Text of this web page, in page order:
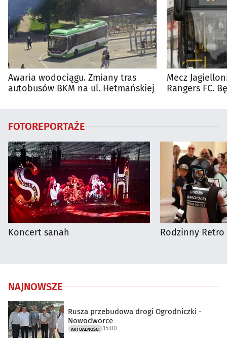
Awaria wodociągu. Zmiany tras
autobusów BKM na ul. Hetmańskiej
Mecz
Rangers FC.
FOTOREPORTAŻE
Koncert sanah Rodzinny Retro
NAJNOWSZE
Rusza przebudowa drogi Ogrodniczki -
Nowodworce
AKTUALNOŚCI 15:00